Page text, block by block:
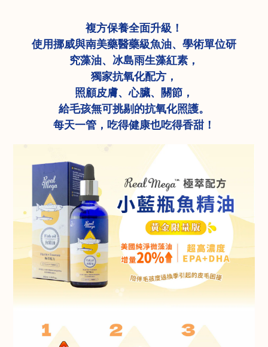
複方保養全面升級！
使用挪威與南美藥醫藥級魚油、學術單位研
究藻油、冰島雨生藻紅素，
獨家抗氧化配方，
照顧皮膚、心臟、關節，
給毛孩無可挑剔的抗氧化照護。
每天一管，吃得健康也吃得香甜！